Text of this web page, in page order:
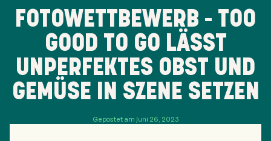
FOTOWETTBEWERB - TOO
GOOD TO GO LÄSST
UNPERFEKTES OBST UND
GEMÜSE IN SZENE SETZEN
Gepostet am Juni 26, 2023